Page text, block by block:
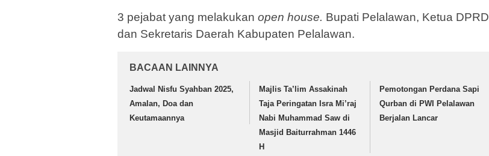
3 pejabat yang melakukan open house. Bupati Pelalawan, Ketua DPRD
dan Sekretaris Daerah Kabupaten Pelalawan.
BACAAN LAINNYA
Jadwal Nisfu Syahban 2025,
Amalan, Doa dan
Keutamaannya
Majlis Ta’lim Assakinah
Taja Peringatan Isra Mi’raj
Nabi Muhammad Saw di
Masjid Baiturrahman 1446
H
Pemotongan Perdana Sapi
Qurban di PWI Pelalawan
Berjalan Lancar